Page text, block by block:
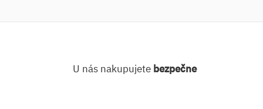
U nás nakupujete bezpečne